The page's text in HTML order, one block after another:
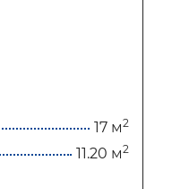
17 м2
11.20 м2